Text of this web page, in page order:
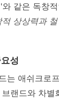
같은 독창
적 상상력과
성
는 애쉬크로
랜드와 차별